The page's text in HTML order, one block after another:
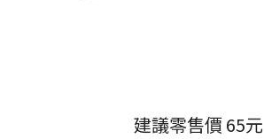
建議零售價 65元